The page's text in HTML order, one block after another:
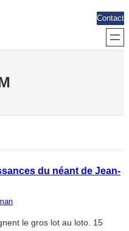
Contact
du néant de Jean-
le gros lot au loto. 15